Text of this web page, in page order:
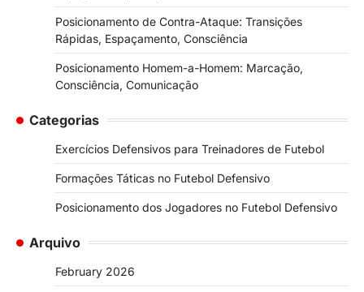
Posicionamento de Contra-Ataque: Transições
Rápidas, Espaçamento, Consciência
Posicionamento Homem-a-Homem: Marcação,
Consciência, Comunicação
Categorias
Exercícios Defensivos para Treinadores de Futebol
Formações Táticas no Futebol Defensivo
Posicionamento dos Jogadores no Futebol Defensivo
Arquivo
February 2026